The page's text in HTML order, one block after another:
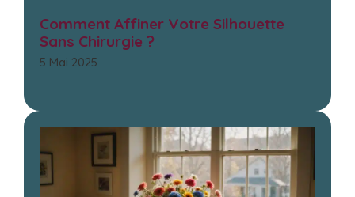
Comment Affiner Votre Silhouette
Sans Chirurgie ?
5 Mai 2025